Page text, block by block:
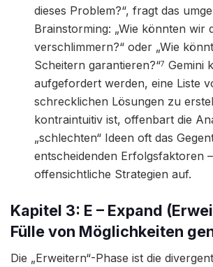
dieses Problem?“, fragt das
Brainstorming: „Wie könnten wir
verschlimmern?“ oder „Wie
Scheitern garantieren?“7 Gemini
aufgefordert werden, eine Liste
schrecklichen Lösungen zu
kontraintuitiv ist, offenbart die
„schlechten“ Ideen oft das
entscheidenden Erfolgsfaktoren
offensichtliche Strategien auf.
Kapitel 3: E – Expand
Fülle von Möglichkeiten
Die „Erweitern“-Phase ist die